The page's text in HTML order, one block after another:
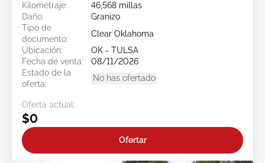
Kilometraje:
46,568 millas
Daño:
Granizo
Tipo de
documento:
Clear Oklahoma
Ubicación:
OK - TULSA
Fecha de venta:
08/11/2026
Estado de la
oferta:
No has ofertado
Oferta actual:
$0
Ofertar